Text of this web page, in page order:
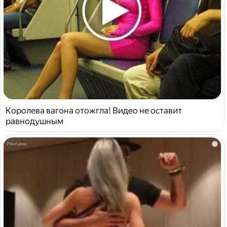
Королева вагона отожгла! Видео не оставит
равнодушным
i